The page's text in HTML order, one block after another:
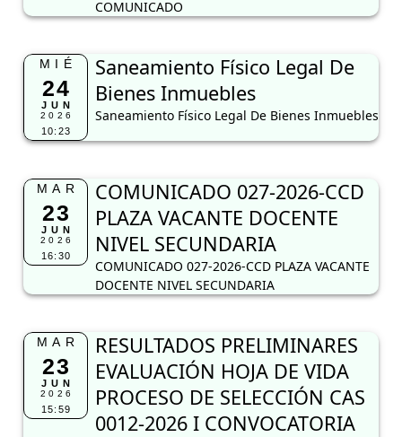
COMUNICADO
MIÉ
24
JUN
2026
10:23
Saneamiento Físico Legal De
Bienes Inmuebles
Saneamiento Físico Legal De Bienes Inmuebles
MAR
23
JUN
2026
16:30
COMUNICADO 027-2026-CCD
PLAZA VACANTE DOCENTE
NIVEL SECUNDARIA
COMUNICADO 027-2026-CCD PLAZA VACANTE
DOCENTE NIVEL SECUNDARIA
MAR
23
JUN
2026
15:59
RESULTADOS PRELIMINARES
EVALUACIÓN HOJA DE VIDA
PROCESO DE SELECCIÓN CAS
0012-2026 I CONVOCATORIA